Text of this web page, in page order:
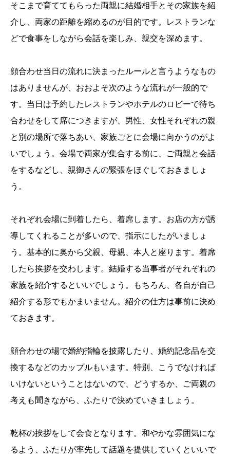
そこまで育ててもらった両親に結婚相手とその家族を紹
介し、両家の距離を縮めるのが目的です。レストランな
どで食事をしながら会話を楽しみ、親交を深めます。
顔合わせ当日の流れに決まったルールと言うようなもの
はありませんが、おおよそ次のような流れが一般的で
す。当日は予約したレストランやホテルのロビーで待ち
合わせをして席につきますが、男性、女性それぞれの親
と別の場所で落ちあい、家族ごとに会場に向かうのがよ
いでしょう。会場で両家が集合する前に、ご両親と会話
をするなどし、親御さんの緊張をほぐしておきましょ
う。
それぞれ会場に到着したら、着席します。お店の方が誘
導してくれることが多いので、指示にしたがいましょ
う。基本的に奥から父親、母親、本人と座ります。着席
したら挨拶を交わします。結婚する当事者がそれぞれの
家族を紹介するといいでしょう。もちろん、各自が自己
紹介する形でもかまいません。紹介の仕方は事前に決め
ておきます。
顔合わせの場で婚約指輪を披露したり、婚約記念品を交
換するなどのカップルもいます。特別、こうでなければ
いけないということはないので、どうするか、ご両親の
考えも聞きながら、ふたりで決めていきましょう。
乾杯の挨拶をして会食となります。和やかな雰囲気にな
るよう、ふたりが率先して話題を提供していくといいで